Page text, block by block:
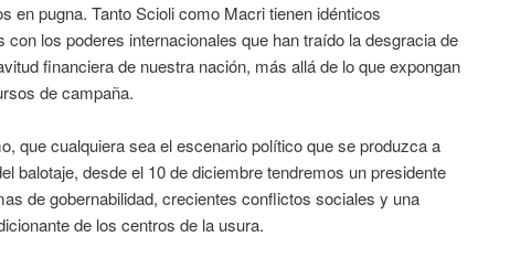
en pugna. Tanto Scioli como Macri tienen idénticos
los poderes internacionales que han traído la desgracia de
financiera de nuestra nación, más allá de lo que expongan
de campaña.
que cualquiera sea el escenario político que se produzca a
balotaje, desde el 10 de diciembre tendremos un presidente
de gobernabilidad, crecientes conflictos sociales y una
de los centros de la usura.